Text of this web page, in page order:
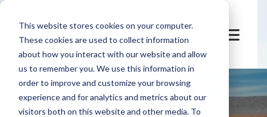
This website stores cookies on your computer.
These cookies are used to collect information
about how you interact with our website and allow
us to remember you. We use this information in
order to improve and customize your browsing
experience and for analytics and metrics about our
visitors both on this website and other media. To